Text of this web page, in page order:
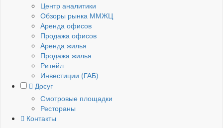
Центр аналитики
Обзоры рынка ММЖЦ
Аренда офисов
Продажа офисов
Аренда жилья
Продажа жилья
Ритейл
Инвестиции (ГАБ)
Досуг
Смотровые площадки
Рестораны
Контакты